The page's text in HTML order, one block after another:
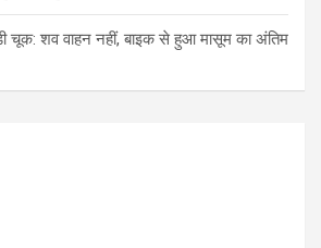
चूक: शव वाहन नहीं, बाइक से हुआ मासूम का अंतिम